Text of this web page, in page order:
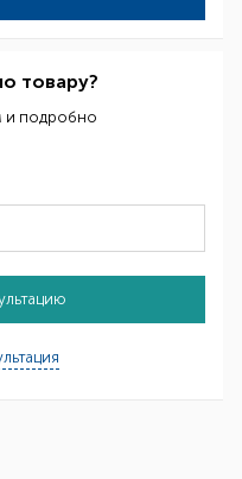
товару?
и подробно